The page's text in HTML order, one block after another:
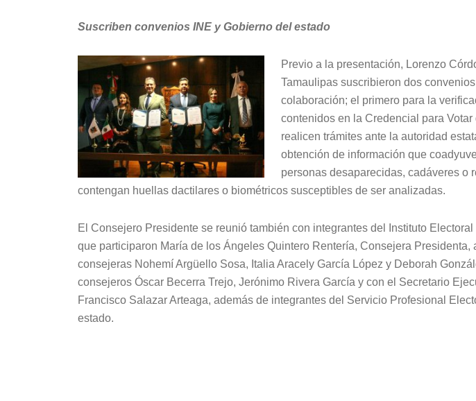
Suscriben convenios INE y Gobierno del estado
Previo a la presentación, Lorenzo
Tamaulipas suscribieron dos
colaboración; el primero para la
contenidos en la Credencial para
realicen trámites ante la autoridad
obtención de información que
personas desaparecidas, cadáveres o
contengan huellas dactilares o biométricos susceptibles de ser analizadas.
El Consejero Presidente se reunió también con integrantes del Instituto
que participaron María de los Ángeles Quintero Rentería, Consejera Presidenta,
consejeras Nohemí Argüello Sosa, Italia Aracely García López y Deborah
consejeros Óscar Becerra Trejo, Jerónimo Rivera García y con el Secretario
Francisco Salazar Arteaga, además de integrantes del Servicio Profesional
estado.